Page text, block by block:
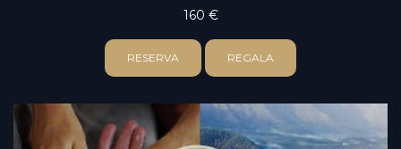
160 €
RESERVA REGALA